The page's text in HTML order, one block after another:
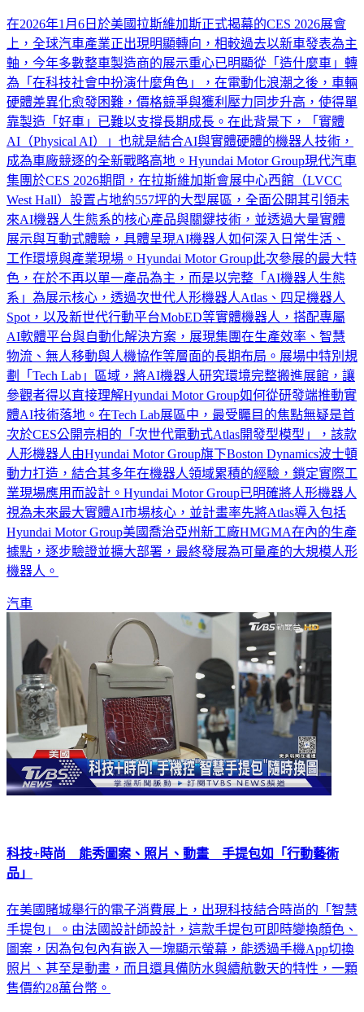
在2026年1月6日於美國拉斯維加斯正式揭幕的CES 2026展會
上，全球汽車產業正出現明顯轉向，相較過去以新車發表為主
軸，今年多數整車製造商的展示重心已明顯從「造什麼車」轉
為「在科技社會中扮演什麼角色」，在電動化浪潮之後，車輛
硬體差異化愈發困難，價格競爭與獲利壓力同步升高，使得單
靠製造「好車」已難以支撐長期成長。在此背景下，「實體
AI（Physical AI）」也就是結合AI與實體硬體的機器人技術，
成為車廠競逐的全新戰略高地。Hyundai Motor Group現代汽車
集團於CES 2026期間，在拉斯維加斯會展中心西館（LVCC
West Hall）設置占地約557坪的大型展區，全面公開其引領未
來AI機器人生態系的核心產品與關鍵技術，並透過大量實體
展示與互動式體驗，具體呈現AI機器人如何深入日常生活、
工作環境與產業現場。Hyundai Motor Group此次參展的最大特
色，在於不再以單一產品為主，而是以完整「AI機器人生態
系」為展示核心，透過次世代人形機器人Atlas、四足機器人
Spot，以及新世代行動平台MobED等實體機器人，搭配專屬
AI軟體平台與自動化解決方案，展現集團在生產效率、智慧
物流、無人移動與人機協作等層面的長期布局。展場中特別規
劃「Tech Lab」區域，將AI機器人研究環境完整搬進展館，讓
參觀者得以直接理解Hyundai Motor Group如何從研發端推動實
體AI技術落地。在Tech Lab展區中，最受矚目的焦點無疑是首
次於CES公開亮相的「次世代電動式Atlas開發型模型」，該款
人形機器人由Hyundai Motor Group旗下Boston Dynamics波士頓
動力打造，結合其多年在機器人領域累積的經驗，鎖定實際工
業現場應用而設計。Hyundai Motor Group已明確將人形機器人
視為未來最大實體AI市場核心，並計畫率先將Atlas導入包括
Hyundai Motor Group美國喬治亞州新工廠HMGMA在內的生產
據點，逐步驗證並擴大部署，最終發展為可量產的大規模人形
機器人。
汽車
科技+時尚 能秀圖案、照片、動畫 手提包如「行動藝術
品」
在美國賭城舉行的電子消費展上，出現科技結合時尚的「智慧
手提包」。由法國設計師設計，這款手提包可即時變換顏色、
圖案，因為包包內有嵌入一塊顯示螢幕，能透過手機App切換
照片、甚至是動畫，而且還具備防水與續航數天的特性，一顆
售價約28萬台幣。